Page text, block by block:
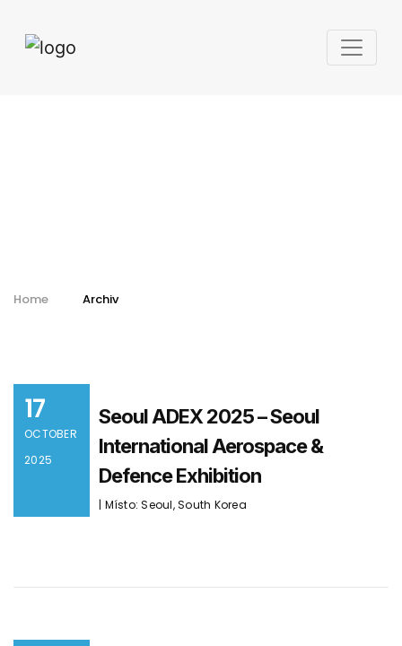
Home Archiv
17
OCTOBER
2025
Seoul ADEX 2025 – Seoul
International Aerospace &
Defence Exhibition
| Místo: Seoul, South Korea